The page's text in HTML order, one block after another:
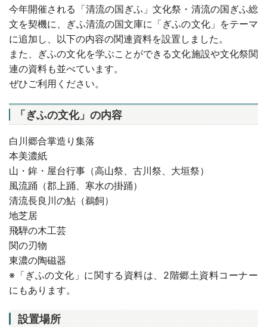
今年開催される「清流の国ぎふ」文化祭・清流の国ぎふ総
文を契機に、ぎふ清流の国文庫に「ぎふの文化」をテーマ
に追加し、以下の内容の関連資料を設置しました。
また、ぎふの文化を学ぶことができる文化施設や文化祭関
連の資料も並べています。
ぜひご利用ください。
「ぎふの文化」の内容
白川郷合掌造り集落
本美濃紙
山・鉾・屋台行事（高山祭、古川祭、大垣祭）
風流踊（郡上踊、寒水の掛踊）
清流長良川の鮎（鵜飼）
地芝居
飛騨の木工芸
関の刃物
東濃の陶磁器
※「ぎふの文化」に関する資料は、2階郷土資料コーナー
にもあります。
設置場所